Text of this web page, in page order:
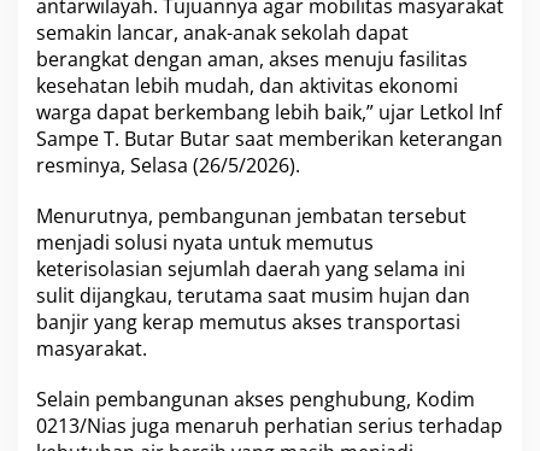
a
t
s
D
i
s
i
p
k
a
n
U
n
R
a
k
antarwilayah. Tujuannya agar mobilitas masyarakat
semakin lancar, anak-anak sekolah dapat
berangkat dengan aman, akses menuju fasilitas
kesehatan lebih mudah, dan aktivitas ekonomi
warga dapat berkembang lebih baik,” ujar Letkol Inf
Sampe T. Butar Butar saat memberikan keterangan
resminya, Selasa (26/5/2026).
Menurutnya, pembangunan jembatan tersebut
menjadi solusi nyata untuk memutus
keterisolasian sejumlah daerah yang selama ini
sulit dijangkau, terutama saat musim hujan dan
banjir yang kerap memutus akses transportasi
masyarakat.
Selain pembangunan akses penghubung, Kodim
0213/Nias juga menaruh perhatian serius terhadap